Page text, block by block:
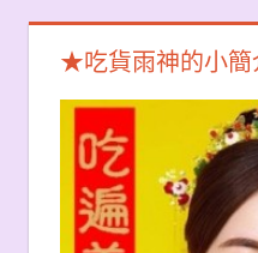
★吃貨雨神的小